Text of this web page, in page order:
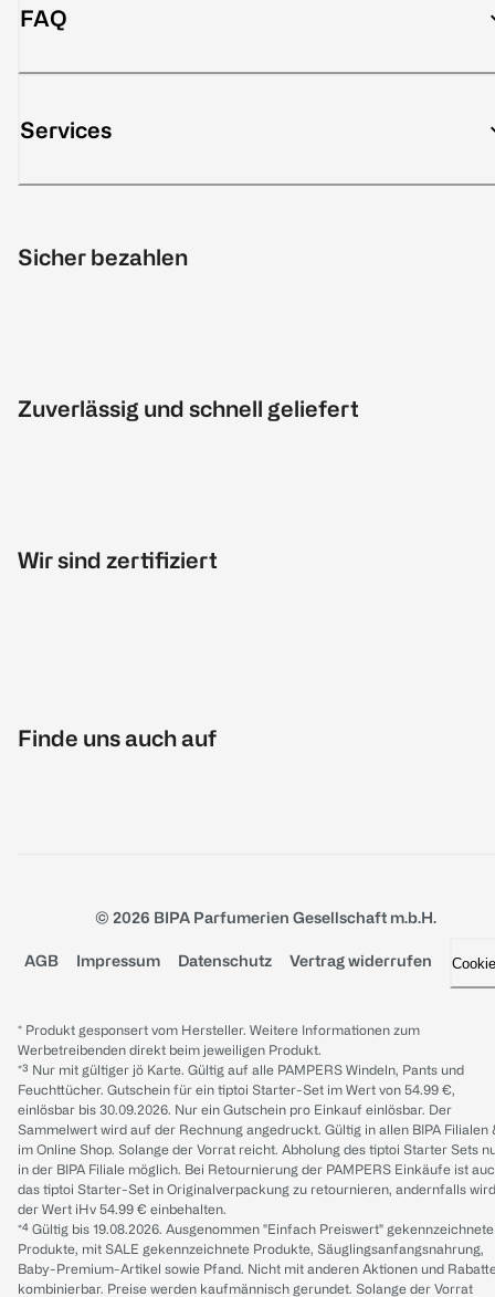
FAQ
Services
Sicher bezahlen
Zuverlässig und schnell geliefert
Wir sind zertifiziert
Finde uns auch auf
© 2026 BIPA Parfumerien Gesellschaft m.b.H.
AGB Impressum Datenschutz Vertrag widerrufen
* Produkt gesponsert vom Hersteller. Weitere Informationen zum
Werbetreibenden direkt beim jeweiligen Produkt.
*³ Nur mit gültiger jö Karte. Gültig auf alle PAMPERS Windeln, Pants und
Feuchttücher. Gutschein für ein tiptoi Starter-Set im Wert von 54.99 €,
einlösbar bis 30.09.2026. Nur ein Gutschein pro Einkauf einlösbar. Der
Sammelwert wird auf der Rechnung angedruckt. Gültig in allen BIPA Filialen
im Online Shop. Solange der Vorrat reicht. Abholung des tiptoi Starter Sets
in der BIPA Filiale möglich. Bei Retournierung der PAMPERS Einkäufe ist
das tiptoi Starter-Set in Originalverpackung zu retournieren, andernfalls wird
der Wert iHv 54.99 € einbehalten.
*⁴ Gültig bis 19.08.2026. Ausgenommen "Einfach Preiswert" gekennzeichnete
Produkte, mit SALE gekennzeichnete Produkte, Säuglingsanfangsnahrung,
Baby-Premium-Artikel sowie Pfand. Nicht mit anderen Aktionen und
kombinierbar. Preise werden kaufmännisch gerundet. Solange der Vorrat